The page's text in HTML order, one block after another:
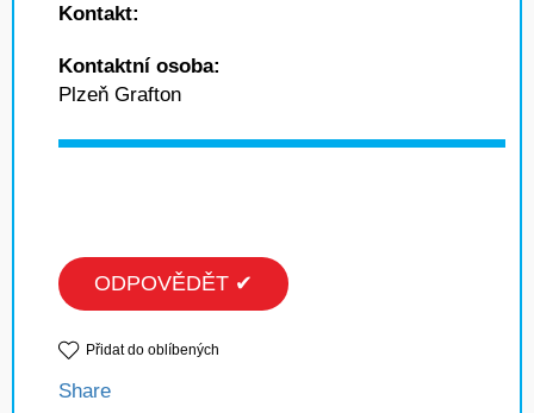
Kontakt:
Kontaktní osoba:
Plzeň Grafton
ODPOVĚDĚT ✔
Přidat do oblíbených
Share